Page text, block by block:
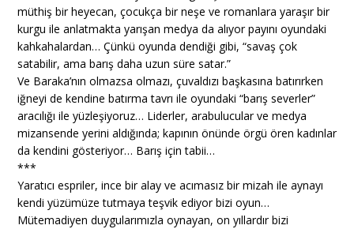
müthiş bir heyecan, çocukça bir neşe ve romanlara yaraşır bir
kurgu ile anlatmakta yarışan medya da alıyor payını oyundaki
kahkahalardan… Çünkü oyunda dendiği gibi, “savaş çok
satabilir, ama barış daha uzun süre satar.”
Ve Baraka’nın olmazsa olmazı, çuvaldızı başkasına batırırken
iğneyi de kendine batırma tavrı ile oyundaki “barış severler”
aracılığı ile yüzleşiyoruz… Liderler, arabulucular ve medya
mizansende yerini aldığında; kapının önünde örgü ören kadınlar
da kendini gösteriyor… Barış için tabii…
***
Yaratıcı espriler, ince bir alay ve acımasız bir mizah ile aynayı
kendi yüzümüze tutmaya teşvik ediyor bizi oyun…
Mütemadiyen duygularımızla oynayan, on yıllardır bizi